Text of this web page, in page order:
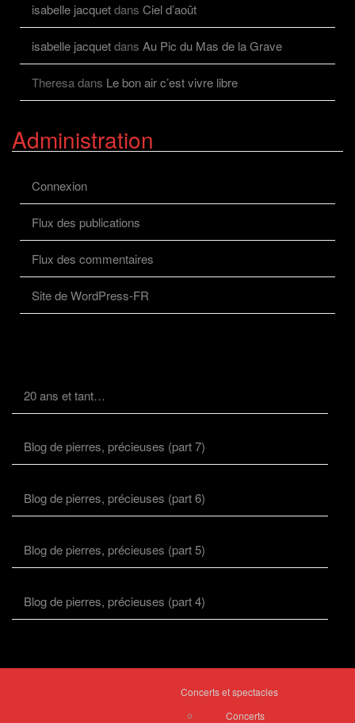
isabelle jacquetdans Ciel d’août
isabelle jacquetdans Au Pic du Mas de la Grave
Theresadans Le bon air c’est vivre libre
Administration
Connexion
Flux des publications
Flux des commentaires
Site de WordPress-FR
20 ans et tant…
Blog de pierres, précieuses (part 7)
Blog de pierres, précieuses (part 6)
Blog de pierres, précieuses (part 5)
Blog de pierres, précieuses (part 4)
Concerts et spectacles
Concerts